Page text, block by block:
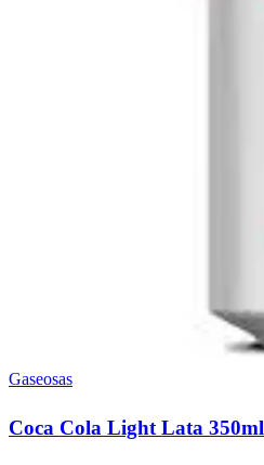
Gaseosas
Coca Cola Light Lata 350ml